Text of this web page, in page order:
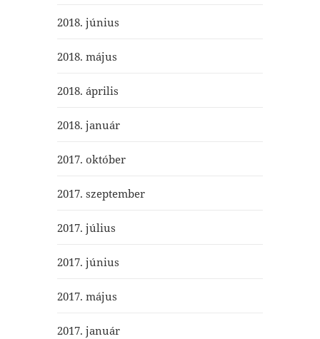
2018. június
2018. május
2018. április
2018. január
2017. október
2017. szeptember
2017. július
2017. június
2017. május
2017. január